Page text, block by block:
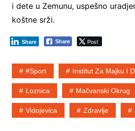
i dete u Zemunu, uspešno
koštne srži.
Share Post
Share
#sport Institut Za Majku I
Loznica Mačvanski Okrug
Vidojevica Zdravlje